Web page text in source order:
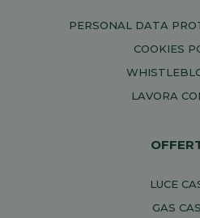
PERSONAL DATA
COOKIES
LAVORA
LUCE
GAS